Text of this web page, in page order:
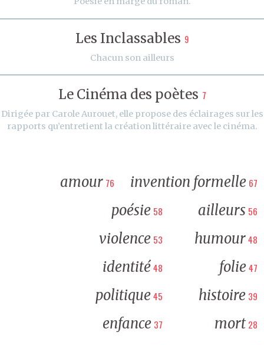
Les Inclassables 9
Chacun son ailleurs
Le Cinéma des poètes 7
Dirigée par Carole Aurouet, elle propose des éclairages sur les
rapports qu’entretient la création littéraire avec le cinéma.
amour 76 invention formelle 67
poésie 58 ailleurs 56
violence 53 humour48
identité48 folie47
politique45 histoire 39
enfance 37 mort 28